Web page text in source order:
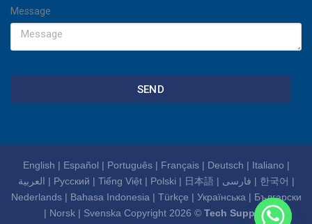
Message
SEND
English | Español | Português| Français| Deutsch | Italiano |
العربية | Русский | Tiếng Việt| Polski | 日本語| فارسی | 한국어 |
Nederlands| Bahasa Indonesia | Türkçe | Українська | Български
| Norsk | Svenska Copyright 2026 © Tech Support